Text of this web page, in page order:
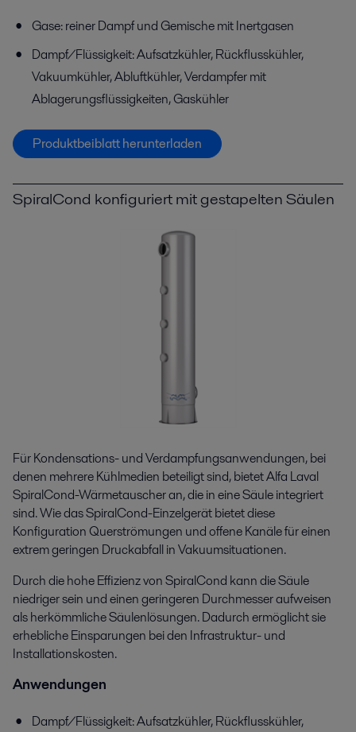
Gase: reiner Dampf und Gemische mit Inertgasen
Dampf/Flüssigkeit: Aufsatzkühler, Rückflusskühler,
Vakuumkühler, Abluftkühler, Verdampfer mit
Ablagerungsflüssigkeiten, Gaskühler
Produktbeiblatt herunterladen
SpiralCond konfiguriert mit gestapelten Säulen
Für Kondensations- und Verdampfungsanwendungen, bei
denen mehrere Kühlmedien beteiligt sind, bietet Alfa Laval
SpiralCond-Wärmetauscher an, die in eine Säule integriert
sind. Wie das SpiralCond-Einzelgerät bietet diese
Konfiguration Querströmungen und offene Kanäle für einen
extrem geringen Druckabfall in Vakuumsituationen.
Durch die hohe Effizienz von SpiralCond kann die Säule
niedriger sein und einen geringeren Durchmesser aufweisen
als herkömmliche Säulenlösungen. Dadurch ermöglicht sie
erhebliche Einsparungen bei den Infrastruktur- und
Installationskosten.
Anwendungen
Dampf/Flüssigkeit: Aufsatzkühler, Rückflusskühler,